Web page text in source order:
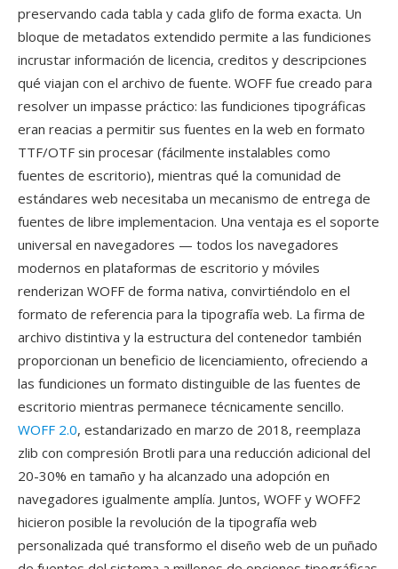
preservando cada tabla y cada glifo de forma exacta. Un
bloque de metadatos extendido permite a las fundiciones
incrustar información de licencia, creditos y descripciones
qué viajan con el archivo de fuente. WOFF fue creado para
resolver un impasse práctico: las fundiciones tipográficas
eran reacias a permitir sus fuentes en la web en formato
TTF/OTF sin procesar (fácilmente instalables como
fuentes de escritorio), mientras qué la comunidad de
estándares web necesitaba un mecanismo de entrega de
fuentes de libre implementacion. Una ventaja es el soporte
universal en navegadores — todos los navegadores
modernos en plataformas de escritorio y móviles
renderizan WOFF de forma nativa, convirtiéndolo en el
formato de referencia para la tipografía web. La firma de
archivo distintiva y la estructura del contenedor también
proporcionan un beneficio de licenciamiento, ofreciendo a
las fundiciones un formato distinguible de las fuentes de
escritorio mientras permanece técnicamente sencillo.
WOFF 2.0, estandarizado en marzo de 2018, reemplaza
zlib con compresión Brotli para una reducción adicional del
20-30% en tamaño y ha alcanzado una adopción en
navegadores igualmente amplía. Juntos, WOFF y WOFF2
hicieron posible la revolución de la tipografía web
personalizada qué transformo el diseño web de un puñado